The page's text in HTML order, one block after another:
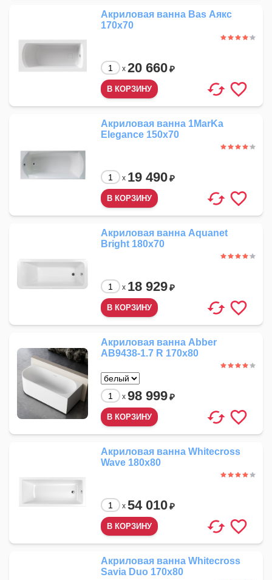
Акриловая ванна Bas Аякс
170x70
x 20 660₽
Акриловая ванна 1MarKa
Elegance 150x70
x 19 490₽
Акриловая ванна Aquanet
Bright 180x70
x 18 929₽
Акриловая ванна Abber
AB9438-1.7 R 170x80
x 98 999₽
Акриловая ванна Whitecross
Wave 180x80
x 54 010₽
Акриловая ванна Whitecross
Savia Duo 170x80